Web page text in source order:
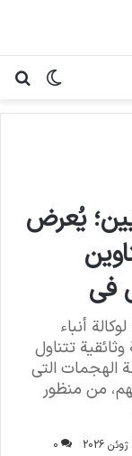
تغییر
يُعرض
في
أنباء
تتناول
الهجمات التي
من منظور
0